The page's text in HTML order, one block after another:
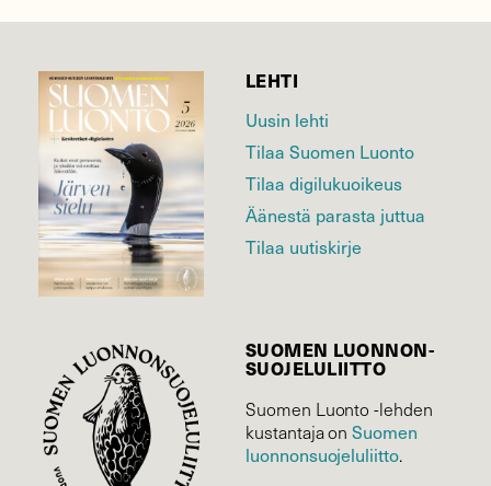
LEHTI
Uusin lehti
Tilaa Suomen Luonto
Tilaa digilukuoikeus
Äänestä parasta juttua
Tilaa uutiskirje
SUOMEN LUONNON­
SUOJELU­LIITTO
Suomen Luonto -lehden
kustantaja onSuomen
luonnonsuojelu­liitto.